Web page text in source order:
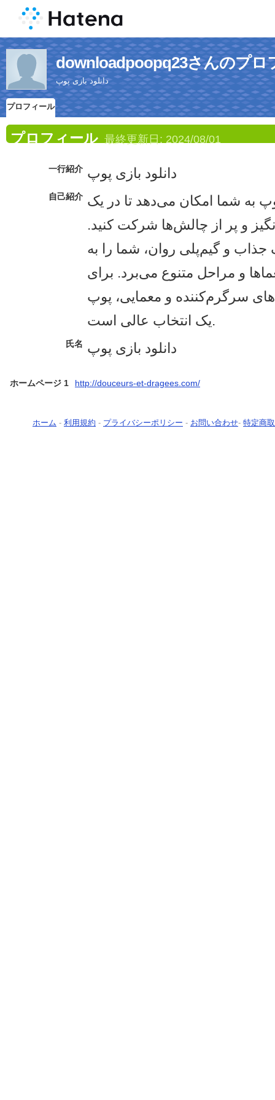
downloadpoopq23さんのプロ
دانلود بازی پوپ
プロフィール
プロフィール 最終更新日: 2024/08/01
一行紹介 دانلود بازی پوپ
自己紹介 به شما امکان می‌دهد تا در یک
و پر از چالش‌ها شرکت کنید.
جذاب و گیم‌پلی روان، شما را به
و مراحل متنوع می‌برد. برای
سرگرم‌کننده و معمایی، پوپ
یک انتخاب عالی است.
氏名 دانلود بازی پوپ
ホームページ 1 http://douceurs-et-dragees.com/
ホーム - 利用規約 - プライバシーポリシー - お問い合わせ- 特定商